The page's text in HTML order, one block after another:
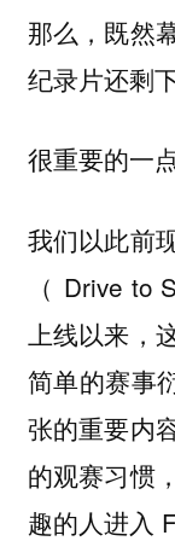
那么，既然
纪录片还剩
很重要的一
我们以此前
（ Drive to
上线以来，
简单的赛事
张的重要内
的观赛习惯
趣的人进入